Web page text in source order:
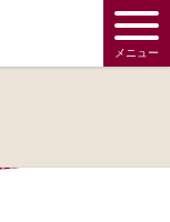
メニュー